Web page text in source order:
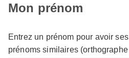
Mon prénom
Entrez un prénom pour avoir
prénoms similaires